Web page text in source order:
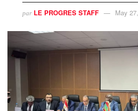
par LE PROGRES STAFF May